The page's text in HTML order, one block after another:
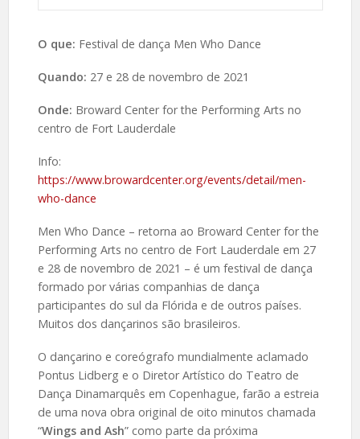
O que: Festival de dança Men Who Dance
Quando: 27 e 28 de novembro de 2021
Onde: Broward Center for the Performing Arts no
centro de Fort Lauderdale
Info:
https://www.browardcenter.org/events/detail/men-
who-dance
Men Who Dance – retorna ao Broward Center for the
Performing Arts no centro de Fort Lauderdale em 27
e 28 de novembro de 2021 – é um festival de dança
formado por várias companhias de dança
participantes do sul da Flórida e de outros países.
Muitos dos dançarinos são brasileiros.
O dançarino e coreógrafo mundialmente aclamado
Pontus Lidberg e o Diretor Artístico do Teatro de
Dança Dinamarquês em Copenhague, farão a estreia
de uma nova obra original de oito minutos chamada
“Wings and Ash” como parte da próxima